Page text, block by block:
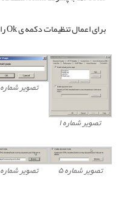
برای اعمال تنظیمات دکمه ی Ok را کلیک کنید.
تصویر شماره ۱
تصویر شماره
تصویر شماره ۵ تصویر شماره ۶